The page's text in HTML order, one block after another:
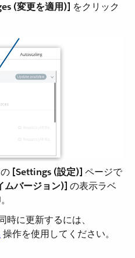
(変更を適用)] ​ をクリック
[Settings (設定)] ​ ページで
バージョン)] ​ の表示ラベ
に更新するには、
​ 操作を使用してください。